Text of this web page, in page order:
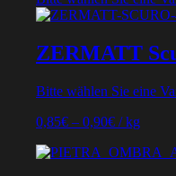
ZERMATT
Bitte wählen Sie eine
0,85€ – 0,90€ /kg